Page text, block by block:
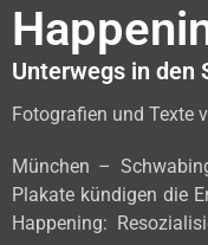
Unterwegs in den
Fotografien und Texte
München –
Plakate kündigen die
Happening: